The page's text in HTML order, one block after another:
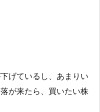
げているし、あまりい
が来たら、買いたい株